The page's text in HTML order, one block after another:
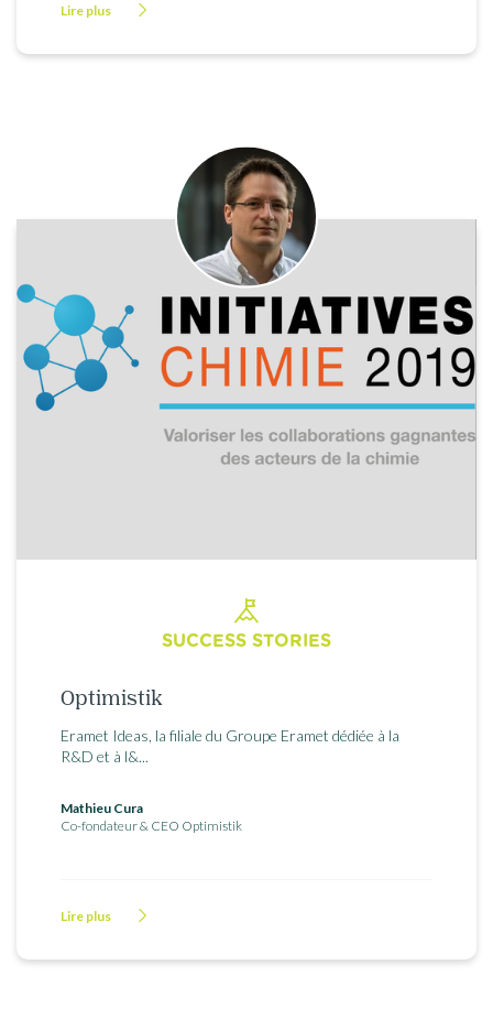
Lire plus
SUCCESS STORIES
Optimistik
Eramet Ideas, la filiale du Groupe Eramet dédiée à la
R&D et à l&...
Mathieu Cura
Co-fondateur & CEO Optimistik
Lire plus